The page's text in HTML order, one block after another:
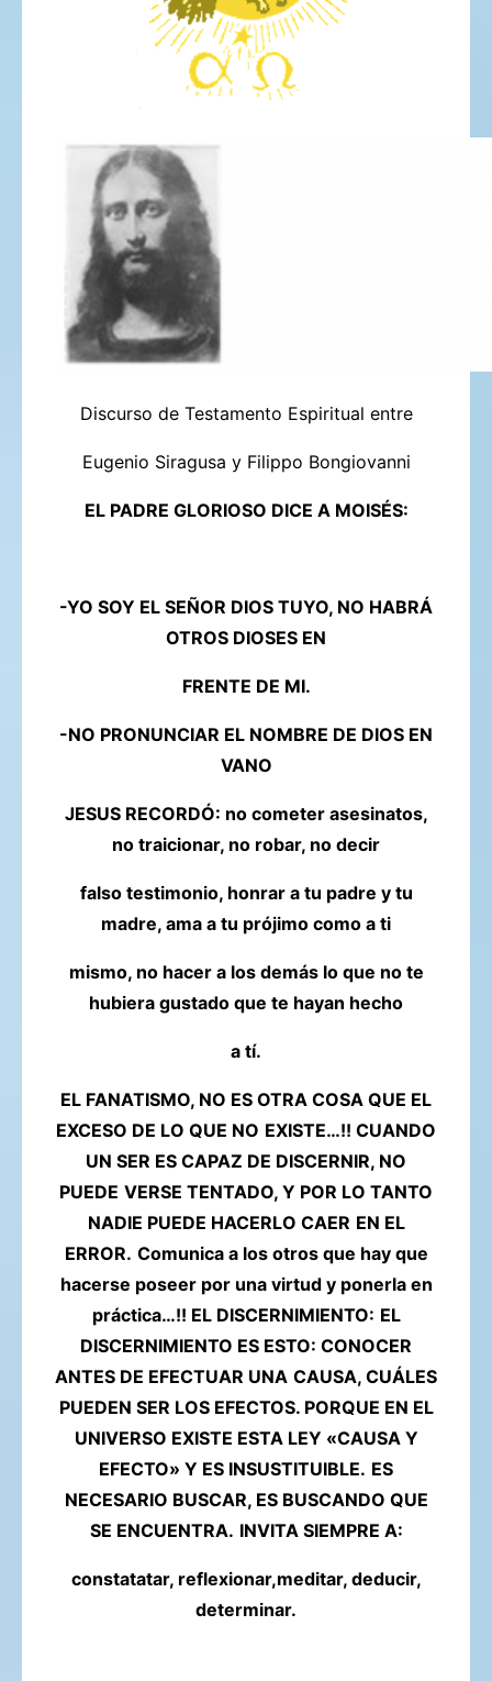
Discurso de Testamento Espiritual entre
Eugenio Siragusa y Filippo Bongiovanni
EL PADRE GLORIOSO DICE A MOISÉS:
-YO SOY EL SEÑOR DIOS TUYO, NO HABRÁ
OTROS DIOSES EN
FRENTE DE MI.
-NO PRONUNCIAR EL NOMBRE DE DIOS EN
VANO
JESUS RECORDÓ: no cometer asesinatos,
no traicionar, no robar, no decir
falso testimonio, honrar a tu padre y tu
madre, ama a tu prójimo como a ti
mismo, no hacer a los demás lo que no te
hubiera gustado que te hayan hecho
a tí.
EL FANATISMO, NO ES OTRA COSA QUE EL
EXCESO DE LO QUE NO EXISTE…!! CUANDO
UN SER ES CAPAZ DE DISCERNIR, NO
PUEDE VERSE TENTADO, Y POR LO TANTO
NADIE PUEDE HACERLO CAER EN EL
ERROR. Comunica a los otros que hay que
hacerse poseer por una virtud y ponerla en
práctica…!! EL DISCERNIMIENTO: EL
DISCERNIMIENTO ES ESTO: CONOCER
ANTES DE EFECTUAR UNA CAUSA, CUÁLES
PUEDEN SER LOS EFECTOS. PORQUE EN EL
UNIVERSO EXISTE ESTA LEY «CAUSA Y
EFECTO» Y ES INSUSTITUIBLE. ES
NECESARIO BUSCAR, ES BUSCANDO QUE
SE ENCUENTRA. INVITA SIEMPRE A:
constatatar, reflexionar,meditar, deducir,
determinar.